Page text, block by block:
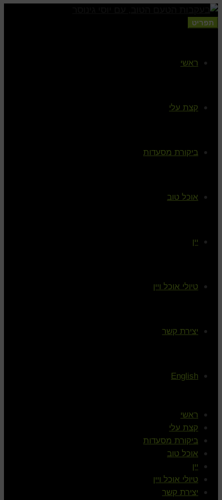
תפריט
ראשי
קצת עלי
ביקורת מסעדות
אוכל טוב
יין
טיולי אוכל ויין
יצירת קשר
English
ראשי
קצת עלי
ביקורת מסעדות
אוכל טוב
יין
טיולי אוכל ויין
יצירת קשר